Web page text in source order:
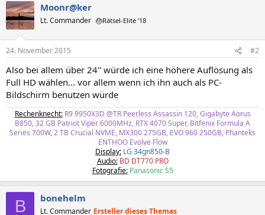
Moonr@ker
Lt. Commander 🎂Rätsel-Elite ’18
24. November 2015 #2
Also bei allem über 24" würde ich eine höhere Auflösung als
Full HD wählen... vor allem wenn ich ihn auch als PC-
Bildschirm benutzen würde
Rechenknecht:R9 9950X3D @TR Peerless Assassin 120, Gigabyte Aorus
B850, 32 GB Patriot Viper 6000MHz, RTX 4070 Super, Bitfenix Formula A
Series 700W, 2 TB Crucial NVME, MX300 275GB, EVO 960 250GB, Phanteks
ENTHOO Evolve Flow
Display: LG 34gn850-B
Audio: BD DT770 PRO
Fotografie: Panasonic S5
B bonehelm
Lt. Commander Ersteller dieses Themas